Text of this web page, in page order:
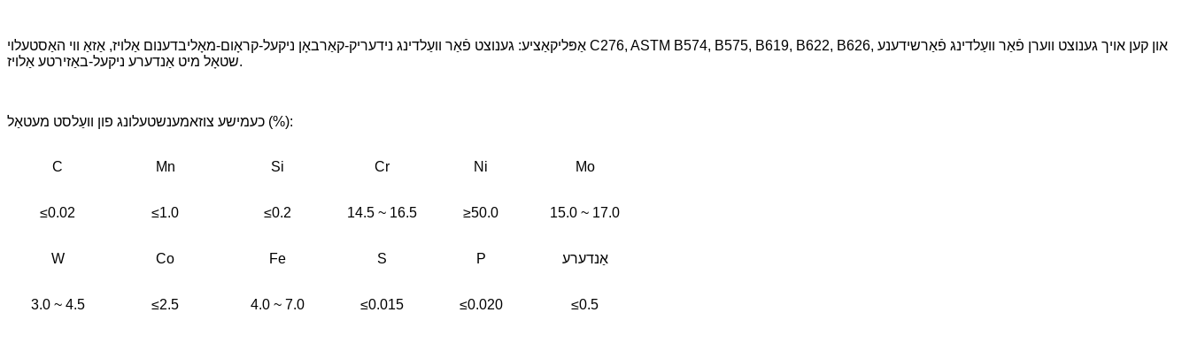
אַפּליקאַציע: גענוצט פֿאַר וועַלדינג נידעריק-קאַרבאָן ניקעל-קראָום-מאָליבדענום אַלויז, אַזאַ ווי האַסטעלוי C276, ASTM B574, B575, B619, B622, B626, און קען אויך גענוצט ווערן פֿאַר וועַלדינג פֿאַרשידענע
שטאָל מיט אַנדערע ניקעל-באַזירטע אַלויז.
כעמישע צוזאמענשטעלונג פון וועַלסט מעטאַל (%):
C Mn Si Cr Ni Mo
≤0.02 ≤1.0 ≤0.2 14.5 ~ 16.5 ≥50.0 15.0 ~ 17.0
W Co Fe S P אַנדערע
3.0 ~ 4.5 ≤2.5 4.0 ~ 7.0 ≤0.015 ≤0.020 ≤0.5